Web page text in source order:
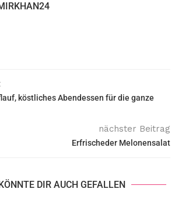
köstliches Abendessen für die ganze
nächster Beitrag
Erfrischeder Melonensalat
DIR AUCH GEFALLEN